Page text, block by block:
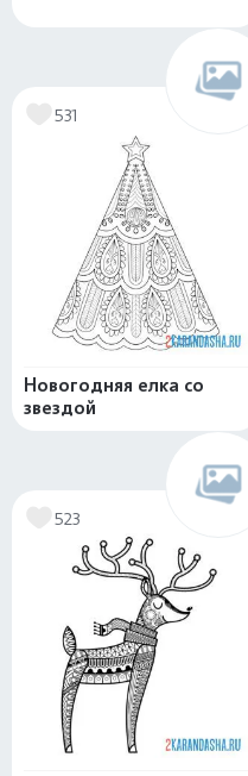
531
Новогодняя елка со
звездой
523